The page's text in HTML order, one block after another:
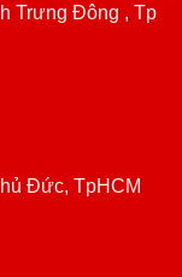
Trưng Đông , Tp
Đức, TpHCM